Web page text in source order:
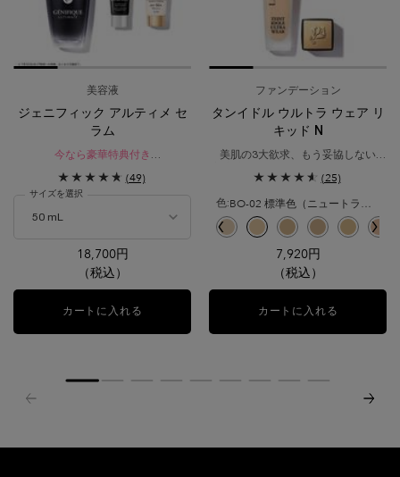
美容液
ジェニフィック アルティメ セ
ラム
今なら豪華特典付き​
瞬間*¹。絶え間ないダメージ*²を立て
ハリを感じる肌へ。
(49)
サイズを選択
18,700円
（税込）
カートに入れる ジェニフィック アルティメ セラム
ファンデーション
タンイドル ウルトラ ウェア リ
キッド N
美肌の3大欲求、もう妥協しない​
ファンデーション
(25)
色:
色を選択してください {1} の場合
イエローベースの少し明るいシェード のカラー タンイドル ウルトラ ウェア リ
PO-01 ピンクオークルの明るいシェード のカラー タンイドル ウルトラ ウェア
O-03 イエローとオークルのバランスが取れた健康的な明るさのシェー
商品バリエーションは在庫切れです, PO-02 ピンクオークルの少
P-01 ピンクベースの少し明るいシェード のカラー タンイ
P-00 ピンクベースの明るいシェード のカラー タン
BO-01 ニュートラルベースの明るいシェード
選択済み
B-01 イエローベースの明るいシェード
選択済み
O-01 イエローとオークルのバラ
選択済み
BO-02 標準色（ニュートラ
選択済み
O-02 イエローとオー
選択済み
BO-03 ニュー
選択済み
BO-04
7,920円
（税込）
カートに入れる